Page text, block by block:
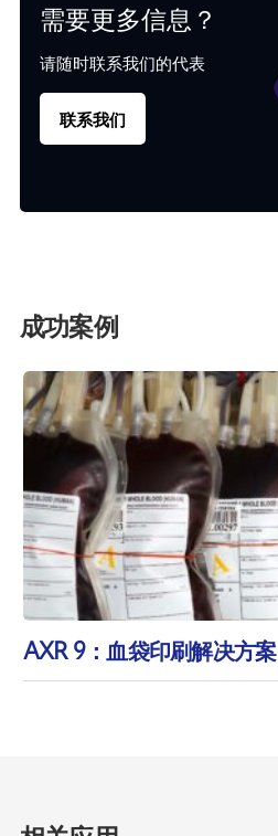
需要更多信息？
请随时联系我们的代表
联系我们
成功案例
AXR 9：血袋印刷解决方案